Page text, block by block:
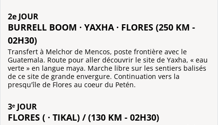
2e JOUR
BURRELL BOOM · YAXHA · FLORES (250 KM -
02H30)
Transfert à Melchor de Mencos, poste frontière avec le
Guatemala. Route pour aller découvrir le site de Yaxha, « eau
verte » en langue maya. Marche libre sur les sentiers balisés
de ce site de grande envergure. Continuation vers la
presqu'île de Flores au coeur du Petén.
3ᵉ JOUR
FLORES ( · TIKAL) / (130 KM - 02H30)